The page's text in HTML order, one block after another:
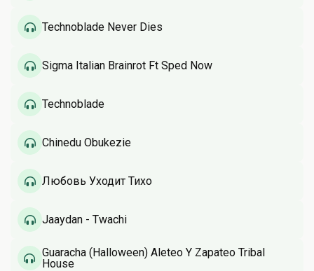
Technoblade Never Dies
Sigma Italian Brainrot Ft Sped Now
Technoblade
Chinedu Obukezie
Любовь Уходит Тихо
Jaaydan - Twachi
Guaracha (Halloween) Aleteo Y Zapateo Tribal
House